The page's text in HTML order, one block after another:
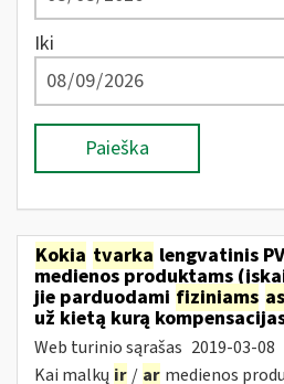
Iki
Paieška
Kokia tvarka lengvatinis
medienos produktams
jie parduodami fiziniams
už kietą kurą
Web turinio sąrašas 2019-03-08
Kai malkų ir / ar medienos